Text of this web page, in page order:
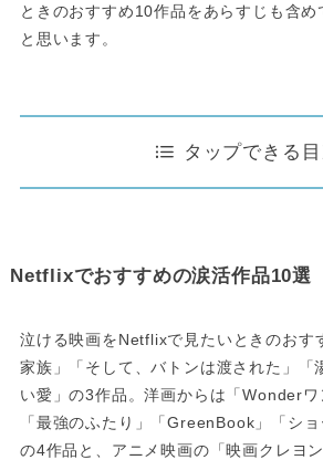
ときのおすすめ10作品をあらすじも含
と思います。
タップできる
Netflixでおすすめの涙活作品10選
泣ける映画をNetflixで見たいときのおす
家族」「そして、バトンは渡された」「
い愛」の3作品。洋画からは「Wonderワ
「最強のふたり」「GreenBook」「ショ
の4作品と、アニメ映画の「映画クレヨ